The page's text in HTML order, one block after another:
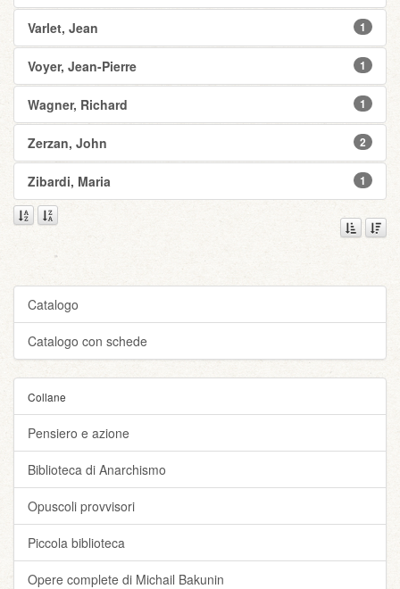
Varlet, Jean 1
Voyer, Jean-Pierre 1
Wagner, Richard 1
Zerzan, John 2
Zibardi, Maria 1
Catalogo
Catalogo con schede
Collane
Pensiero e azione
Biblioteca di Anarchismo
Opuscoli provvisori
Piccola biblioteca
Opere complete di Michail Bakunin